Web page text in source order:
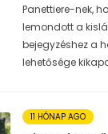
Panettiere-nek,
lemondott a
bejegyzéshez a
lehetősége
11 HÓNAP AGO